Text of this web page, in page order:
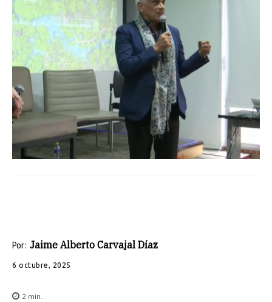
Por: Jaime Alberto Carvajal Díaz
6 octubre, 2025
2 min.